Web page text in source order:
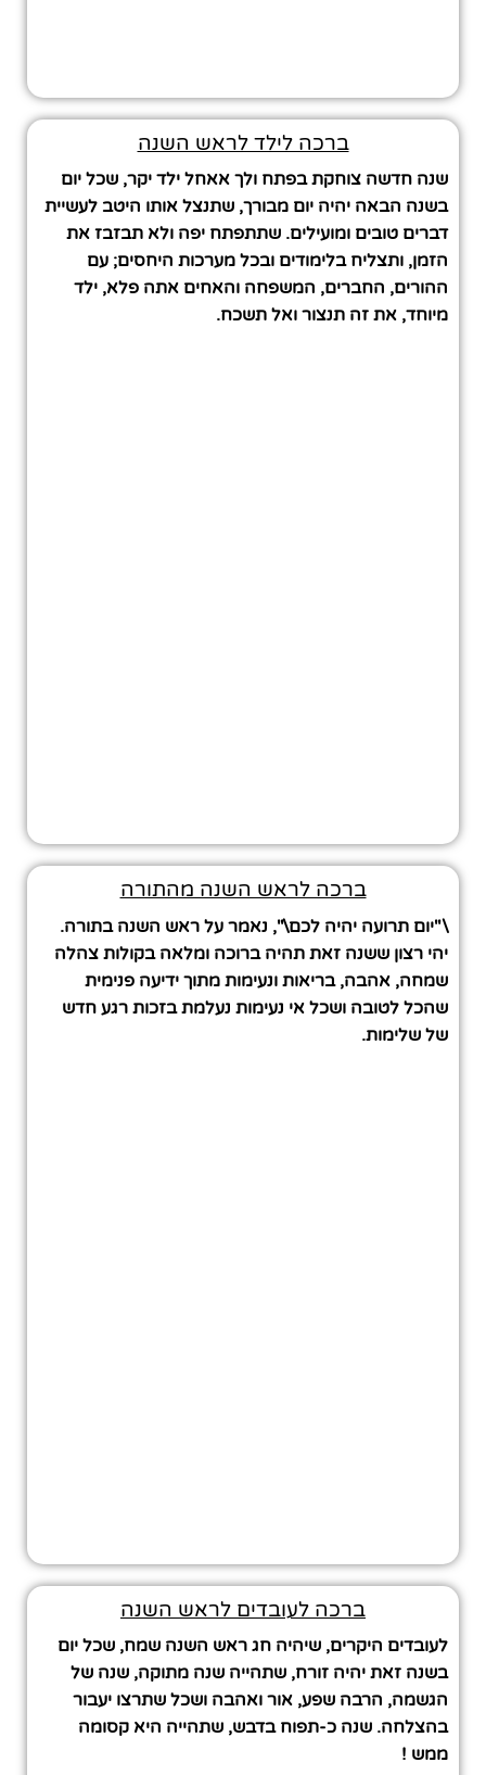
ברכה לילד לראש השנה
שנה חדשה צוחקת בפתח ולך אאחל ילד יקר, שכל יום
בשנה הבאה יהיה יום מבורך, שתנצל אותו היטב לעשיית
דברים טובים ומועילים. שתתפתח יפה ולא תבזבז את
הזמן, ותצליח בלימודים ובכל מערכות היחסים; עם
ההורים, החברים, המשפחה והאחים אתה פלא, ילד
מיוחד, את זה תנצור ואל תשכח.
ברכה לראש השנה מהתורה
\"יום תרועה יהיה לכם\", נאמר על ראש השנה בתורה.
יהי רצון ששנה זאת תהיה ברוכה ומלאה בקולות צהלה
שמחה, אהבה, בריאות ונעימות מתוך ידיעה פנימית
שהכל לטובה ושכל אי נעימות נעלמת בזכות רגע חדש
של שלימות.
ברכה לעובדים לראש השנה
לעובדים היקרים, שיהיה חג ראש השנה שמח, שכל יום
בשנה זאת יהיה זורח, שתהייה שנה מתוקה, שנה של
הגשמה, הרבה שפע, אור ואהבה ושכל שתרצו יעבור
בהצלחה. שנה כ-תפוח בדבש, שתהייה היא קסומה
ממש !